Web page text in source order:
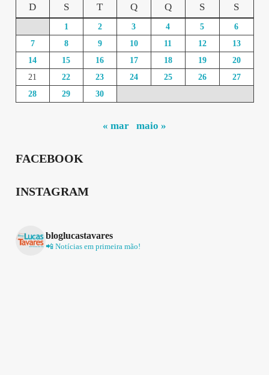
D S T Q Q S S
1 2 3 4 5
6
7
8 9 10 11 12
13
14
15 16 17 18 19
20
21
22 23 24 25 26
27
28
29 30
« mar maio »
FACEBOOK
INSTAGRAM
bloglucastavares
📲 Notícias em primeira mão!